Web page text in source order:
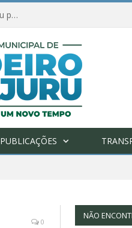
Amanhã começa nova etapa de vacinação em Limoeiro do Ajuru para idosos com 65 ou mais
PUBLICAÇÕES
0
NÃO